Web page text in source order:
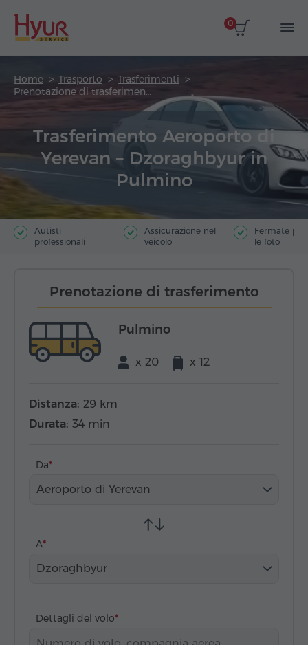
0
Home Trasporto
Trasferimenti
Prenotazione di trasferimento
Trasferimento Aeroporto di
Yerevan – Dzoraghbyur in
Pulmino
Autisti
professionali
Assicurazione nel
veicolo
Fermate
le foto
Prenotazione di trasferimento
Pulmino
x 20 x 12
Distanza: 29 km
Durata: 34 min
Da
Aeroporto di Yerevan
A
Dzoraghbyur
Dettagli del volo